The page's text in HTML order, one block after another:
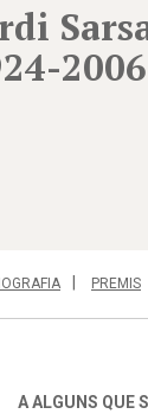
2006
PREMIS
A ALGUNS QUE